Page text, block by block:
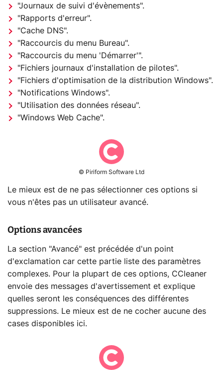
"Journaux de suivi d'évènements".
"Rapports d'erreur".
"Cache DNS".
"Raccourcis du menu Bureau".
"Raccourcis du menu 'Démarrer'".
"Fichiers journaux d'installation de pilotes".
"Fichiers d'optimisation de la distribution Windows".
"Notifications Windows".
"Utilisation des données réseau".
"Windows Web Cache".
© Piriform Software Ltd
Le mieux est de ne pas sélectionner ces options si
vous n'êtes pas un utilisateur avancé.
Options avancées
La section "Avancé" est précédée d'un point
d'exclamation car cette partie liste des paramètres
complexes. Pour la plupart de ces options, CCleaner
envoie des messages d'avertissement et explique
quelles seront les conséquences des différentes
suppressions. Le mieux est de ne cocher aucune des
cases disponibles ici.